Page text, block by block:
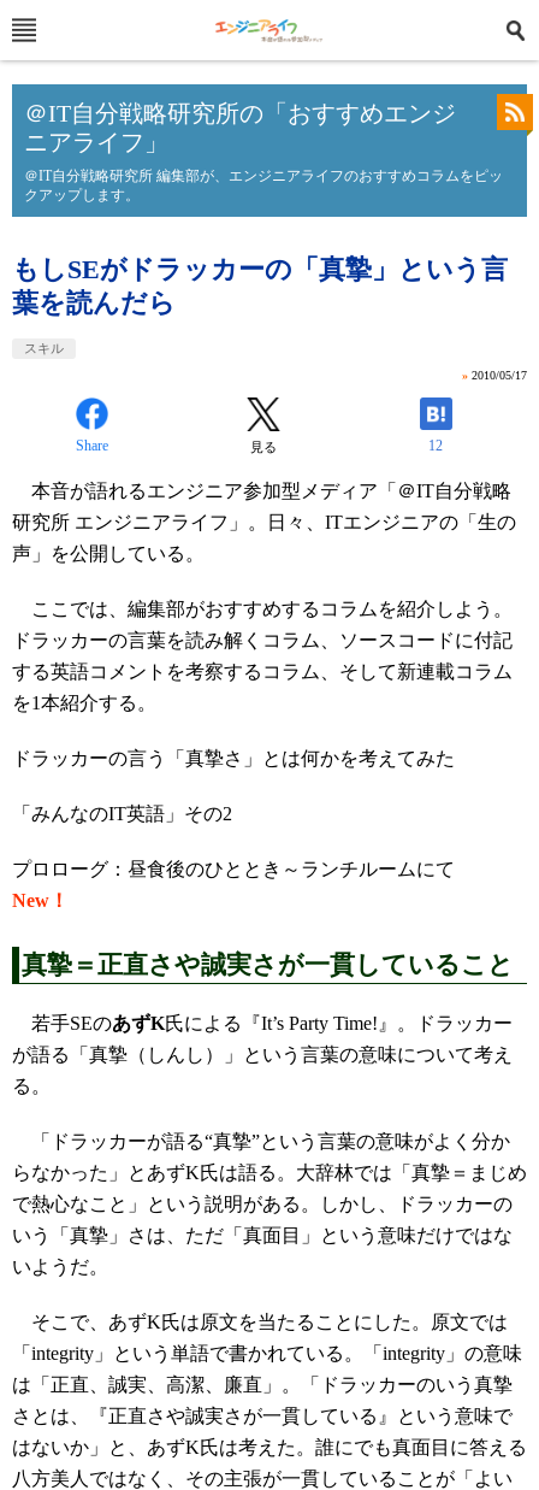
＠IT自分戦略研究所の「おすすめエンジ
ニアライフ」
＠IT自分戦略研究所 編集部が、エンジニアライフのおすすめコラムをピッ
クアップします。
もしSEがドラッカーの「真摯」という言
葉を読んだら
スキル
» 2010/05/17
Share 見る 12
本音が語れるエンジニア参加型メディア「＠IT自分戦略
研究所 エンジニアライフ」。日々、ITエンジニアの「生の
声」を公開している。
ここでは、編集部がおすすめするコラムを紹介しよう。
ドラッカーの言葉を読み解くコラム、ソースコードに付記
する英語コメントを考察するコラム、そして新連載コラム
を1本紹介する。
ドラッカーの言う「真摯さ」とは何かを考えてみた
「みんなのIT英語」その2
プロローグ：昼食後のひととき～ランチルームにて
New！
真摯＝正直さや誠実さが一貫していること
若手SEのあずK氏による『It’s Party Time!』。ドラッカー
が語る「真摯（しんし）」という言葉の意味について考え
る。
「ドラッカーが語る“真摯”という言葉の意味がよく分か
らなかった」とあずK氏は語る。大辞林では「真摯＝まじめ
で熱心なこと」という説明がある。しかし、ドラッカーの
いう「真摯」さは、ただ「真面目」という意味だけではな
いようだ。
そこで、あずK氏は原文を当たることにした。原文では
「integrity」という単語で書かれている。「integrity」の意味
は「正直、誠実、高潔、廉直」。「ドラッカーのいう真摯
さとは、『正直さや誠実さが一貫している』という意味で
はないか」と、あずK氏は考えた。誰にでも真面目に答える
八方美人ではなく、その主張が一貫していることが「よい